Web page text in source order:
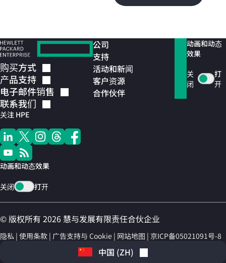
购买方式
产品支持
电子邮件销售
联系我们
关注 HPE
动画和动态效果
关闭 打开
公司
支持
活动和新闻
客户资源
合作伙伴
动画和动态
效果
关
闭
打
开
© 版权所有 2026 慧与发展有限责任合伙企业
隐私 使用条款 广告支持与 Cookie 网站地图 京ICP备05021091号-8
中国 (ZH)